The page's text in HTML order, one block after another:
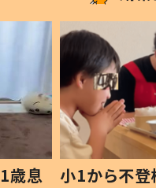
歳息
小1から不登